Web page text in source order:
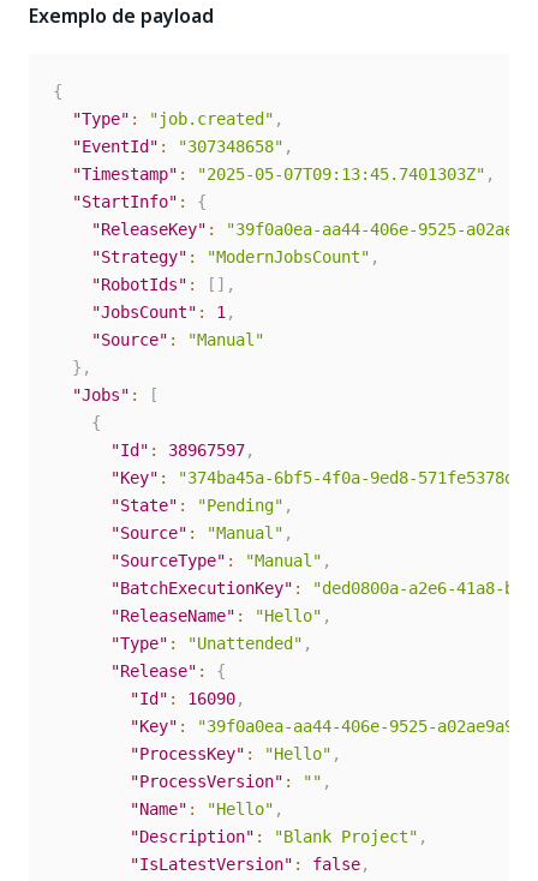
Exemplo de payload
{
"Type" : "job.created" ,
"EventId" : "307348658" ,
"Timestamp" : "2025-05-07T09:13:45.7401303Z" ,
"StartInfo" :
{
"ReleaseKey" :
"39f0a0ea-aa44-406e-9525-
"Strategy" : "ModernJobsCount" ,
"RobotIds" : [ ] ,
"JobsCount" : 1 ,
"Source" :
"Manual"
} ,
"Jobs" :
[
{
"Id" : 38967597,
"Key" :
"374ba45a-6bf5-4f0a-9ed8-
"State" : "Pending" ,
"Source" : "Manual" ,
"SourceType" : "Manual" ,
"BatchExecutionKey" :
"ded0800a-a2e6-41a8-
"ReleaseName" : "Hello" ,
"Type" : "Unattended" ,
"Release" :
{
"Id" : 16090,
"Key" :
"39f0a0ea-aa44-406e-9525-
"ProcessKey" : "Hello" ,
"ProcessVersion" : "" ,
"Name" : "Hello" ,
"Description" : "Blank Project" ,
"IsLatestVersion" : false,